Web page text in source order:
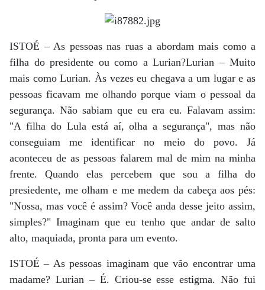
ISTOÉ – As pessoas nas ruas a abordam mais como a
filha do presidente ou como a Lurian?Lurian – Muito
mais como Lurian. Às vezes eu chegava a um lugar e as
pessoas ficavam me olhando porque viam o pessoal da
segurança. Não sabiam que eu era eu. Falavam assim:
"A filha do Lula está aí, olha a segurança", mas não
conseguiam me identificar no meio do povo. Já
aconteceu de as pessoas falarem mal de mim na minha
frente. Quando elas percebem que sou a filha do
presiedente, me olham e me medem da cabeça aos pés:
"Nossa, mas você é assim? Você anda desse jeito assim,
simples?" Imaginam que eu tenho que andar de salto
alto, maquiada, pronta para um evento.
ISTOÉ – As pessoas imaginam que vão encontrar uma
madame? Lurian – É. Criou-se esse estigma. Não fui